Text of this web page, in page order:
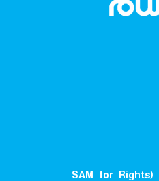
منظمة سام للحقوق والحريات (SAM for Rights